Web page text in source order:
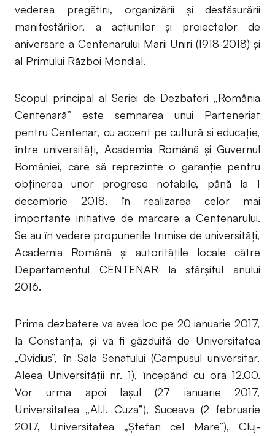
vederea pregătirii, organizării și desfășurării
manifestărilor, a acțiunilor și proiectelor de
aniversare a Centenarului Marii Uniri (1918-2018) și
al Primului Război Mondial.
Scopul principal al Seriei de Dezbateri „România
Centenară” este semnarea unui Parteneriat
pentru Centenar, cu accent pe cultură și educație,
între universități, Academia Română și Guvernul
României, care să reprezinte o garanție pentru
obținerea unor progrese notabile, până la 1
decembrie 2018, în realizarea celor mai
importante inițiative de marcare a Centenarului.
Se au în vedere propunerile trimise de universități,
Academia Română și autoritățile locale către
Departamentul CENTENAR la sfârșitul anului
2016.
Prima dezbatere va avea loc pe 20 ianuarie 2017,
la Constanţa, şi va fi găzduită de Universitatea
„Ovidius”, în Sala Senatului (Campusul universitar,
Aleea Universităţii nr. 1), începând cu ora 12.00.
Vor urma apoi Iaşul (27 ianuarie 2017,
Universitatea „Al.I. Cuza”), Suceava (2 februarie
2017, Universitatea „Ștefan cel Mare”), Cluj-